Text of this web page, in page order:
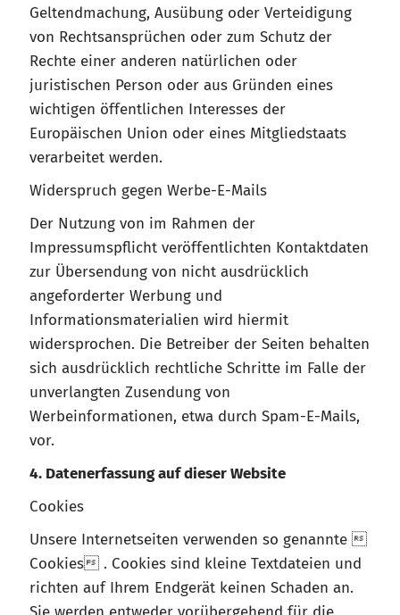
Geltendmachung, Ausübung oder Verteidigung
von Rechtsansprüchen oder zum Schutz der
Rechte einer anderen natürlichen oder
juristischen Person oder aus Gründen eines
wichtigen öffentlichen Interesses der
Europäischen Union oder eines Mitgliedstaats
verarbeitet werden.
Widerspruch gegen Werbe-E-Mails
Der Nutzung von im Rahmen der
Impressumspflicht veröffentlichten Kontaktdaten
zur Übersendung von nicht ausdrücklich
angeforderter Werbung und
Informationsmaterialien wird hiermit
widersprochen. Die Betreiber der Seiten behalten
sich ausdrücklich rechtliche Schritte im Falle der
unverlangten Zusendung von
Werbeinformationen, etwa durch Spam-E-Mails,
vor.
4. Datenerfassung auf dieser Website
Cookies
Unsere Internetseiten verwenden so genannte
Cookies . Cookies sind kleine Textdateien und
richten auf Ihrem Endgerät keinen Schaden an.